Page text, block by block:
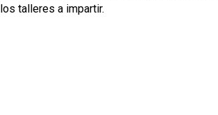
talleres a impartir.